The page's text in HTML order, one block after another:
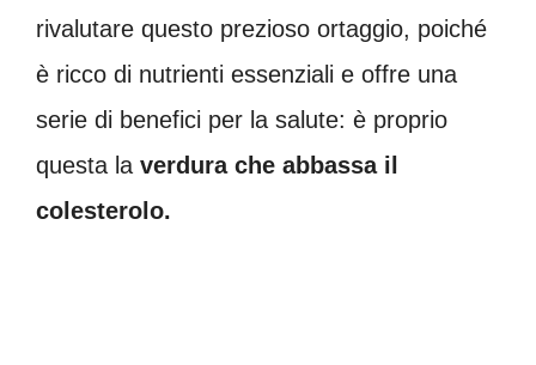
rivalutare questo prezioso ortaggio, poiché
è ricco di nutrienti essenziali e offre una
serie di benefici per la salute: è proprio
questa la verdura che abbassa il
colesterolo.